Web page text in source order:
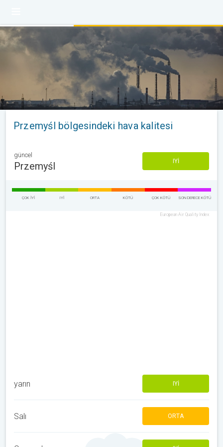
Przemyśl bölgesindeki hava kalitesi
güncel
Przemyśl IYI
ÇOK IYI IYI ORTA KÖTÜ ÇOK KÖTÜ SON DERECE KÖTÜ
European Air Quality Index
yarın IYI
Salı ORTA